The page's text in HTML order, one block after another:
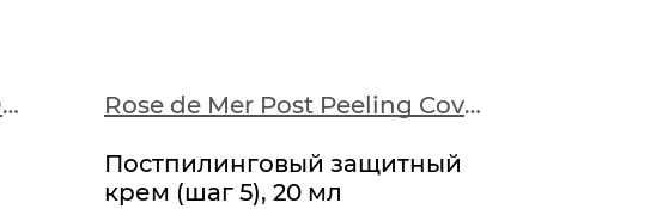
Bio Phyto Ultimate Defense Day Cream SPF 20 Rose de Mer Post Peeling Cover Cream
Постпилинговый защитный
крем (шаг 5), 20 мл